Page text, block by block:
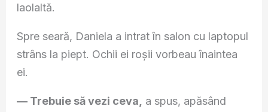
laolaltă.
Spre seară, Daniela a intrat în salon cu laptopul
strâns la piept. Ochii ei roșii vorbeau înaintea
ei.
— Trebuie să vezi ceva, a spus, apăsând